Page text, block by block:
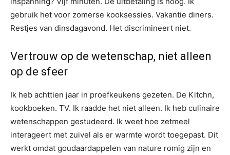
gebruik het voor zomerse kooksessies. Vakantie diners.
Restjes van dinsdagavond. Het discrimineert niet.
Vertrouw op de wetenschap, niet alleen
op de sfeer
Ik heb achttien jaar in proefkeukens gezeten. De Kitchn,
kookboeken. TV. Ik raadde het niet alleen. Ik heb culinaire
wetenschappen gestudeerd. Ik weet hoe zetmeel
interageert met zuivel als er warmte wordt toegepast. Dit
werkt omdat goudaardappelen van nature romig zijn en